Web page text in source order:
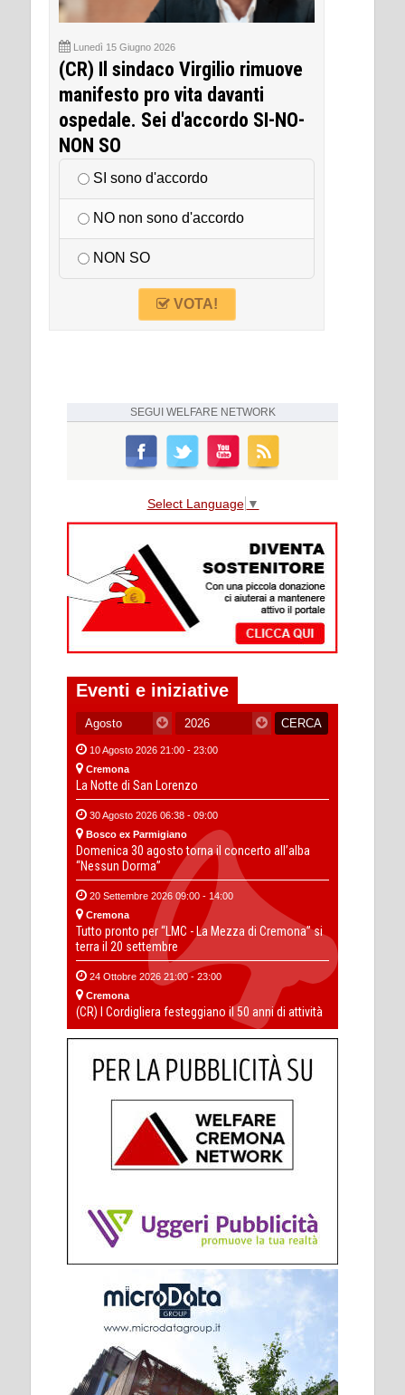
Lunedì 15 Giugno 2026
(CR) Il sindaco Virgilio rimuove
manifesto pro vita davanti
ospedale. Sei d'accordo SI-NO-
NON SO
SI sono d'accordo
NO non sono d'accordo
NON SO
VOTA!
SEGUI WELFARE NETWORK
Select Language ▼
Eventi e iniziative
10 Agosto 2026 21:00 - 23:00
Cremona
La Notte di San Lorenzo
30 Agosto 2026 06:38 - 09:00
Bosco ex Parmigiano
Domenica 30 agosto torna il concerto all’alba
“Nessun Dorma”
20 Settembre 2026 09:00 - 14:00
Cremona
Tutto pronto per “LMC - La Mezza di Cremona” si
terra il 20 settembre
24 Ottobre 2026 21:00 - 23:00
Cremona
(CR) I Cordigliera festeggiano il 50 anni di attività